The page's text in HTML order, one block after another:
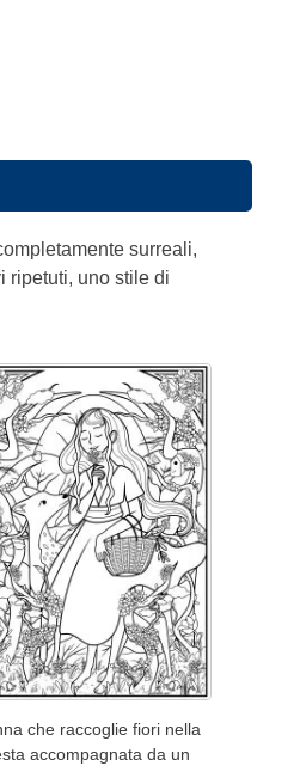
surreali,
ripetuti, uno stile di
che raccoglie fiori nella
accompagnata da un